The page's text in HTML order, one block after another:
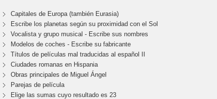
Capitales de Europa (también Eurasia)
Escribe los planetas según su proximidad con el Sol
Vocalista y grupo musical - Escribe sus nombres
Modelos de coches - Escribe su fabricante
Títulos de películas mal traducidas al español II
Ciudades romanas en Hispania
Obras principales de Miguel Ángel
Parejas de película
Elige las sumas cuyo resultado es 23